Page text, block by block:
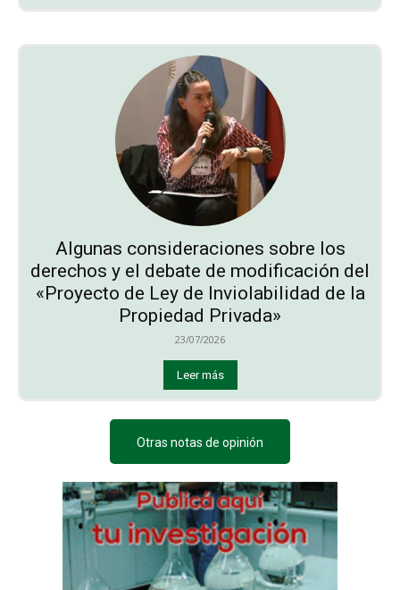
Algunas consideraciones sobre los
derechos y el debate de modificación del
«Proyecto de Ley de Inviolabilidad de la
Propiedad Privada»
23/07/2026
Leer más
Otras notas de opinión